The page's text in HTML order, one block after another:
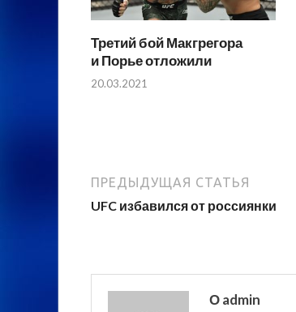
Третий бой Макгрегора
и Порье отложили
20.03.2021
ПРЕДЫДУЩАЯ СТАТЬЯ
UFC избавился от россиянки
О admin